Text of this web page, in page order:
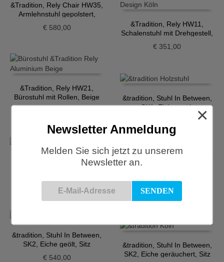
&Tradition, Rely Chair HW35,
Armlehnstuhl gepolstert,
€580,00
&Tradition, Rely HW11,
Schalenstuhl mit Drehgestell,
hellblau
€ 351,00
&Tradition, Rely HW21,
Bürostuhl mit Rollen, Beige
&tradition, Stuhl In Between,
SK1, Eiche geölt
&tradition, Stuhl In Between,
SK1, Eiche schwarz
€445,00
&tradition, Stuhl In Between,
SK2, Eiche geölt, Sitz
€540,00
&tradition, Stuhl In Between,
SK2, Eiche geräuchert, Sitz
Newsletter Anmeldung
Melden Sie sich jetzt zu unserem
Newsletter an.
×